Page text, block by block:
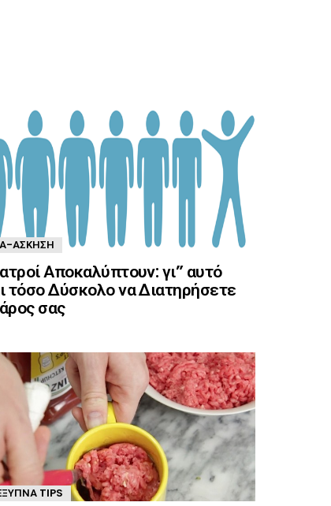
ΆΣΚΗΣΗ
Αποκαλύπτουν: γι” αυτό
τόσο Δύσκολο να Διατηρήσετε
σας
TIPS